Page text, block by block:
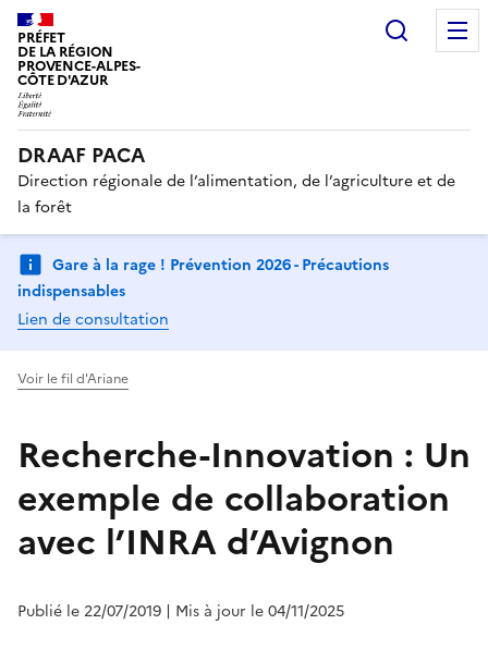
PRÉFET
DE LA RÉGION
PROVENCE-ALPES-
CÔTE D'AZUR
DRAAF PACA
Direction régionale de l’alimentation, de l’agriculture et de
la forêt
Gare à la rage ! Prévention 2026 - Précautions
indispensables
Lien de consultation
Voir le fil d'Ariane
Recherche-Innovation : Un
exemple de collaboration
avec l’INRA d’Avignon
Publié le 22/07/2019 | Mis à jour le 04/11/2025